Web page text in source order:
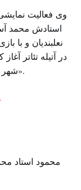
وی فعالیت
استادش محمد
نعلبندیان و با
«شهر قصه» (در نقش خر) به شهرت رسید.
محمود استاد